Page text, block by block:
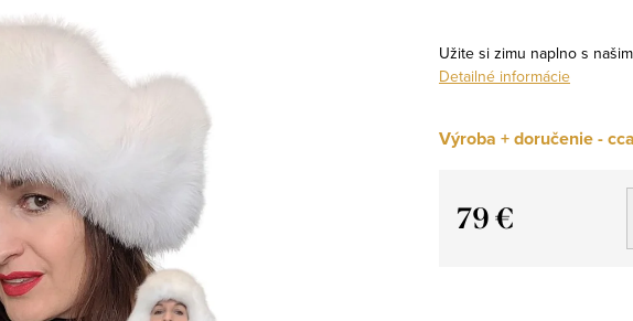
Užite si zimu naplno s
Detailné informácie
Výroba + doručenie -
79 €